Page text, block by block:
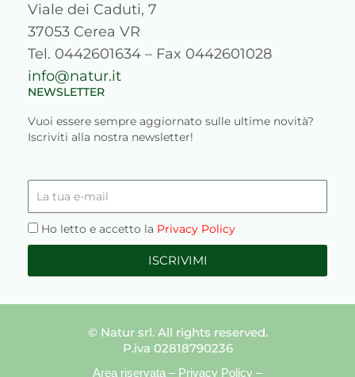
Viale dei Caduti, 7
37053 Cerea VR
Tel. 0442601634 – Fax 0442601028
info@natur.it
NEWSLETTER
Vuoi essere sempre aggiornato sulle ultime novità?
Iscriviti alla nostra newsletter!
tua
mail
Privacy
Ho letto e accetto la Privacy Policy
ISCRIVIMI
© Natur srl. All rights reserved.
P.iva 02818790236
Area riservata – Privacy Policy –